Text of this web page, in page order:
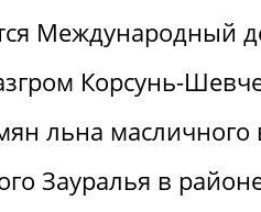
Международный
Корсунь-
льна
Зауралья в